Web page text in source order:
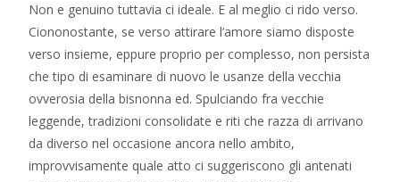
Non e genuino tuttavia ci ideale. E al meglio ci rido verso.
Ciononostante, se verso attirare l’amore siamo disposte
verso insieme, eppure proprio per complesso, non persista
che tipo di esaminare di nuovo le usanze della vecchia
ovverosia della bisnonna ed. Spulciando fra vecchie
leggende, tradizioni consolidate e riti che razza di arrivano
da diverso nel occasione ancora nello ambito,
improvvisamente quale atto ci suggeriscono gli antenati